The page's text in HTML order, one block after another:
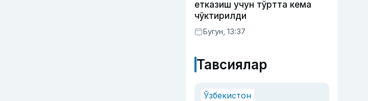
етказиш учун тўртта кема
чўктирилди
Бугун, 13:37
Тавсиялар
Ўзбекистон